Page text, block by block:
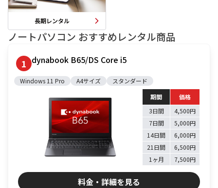
会社概要
かんたん見積もり
050-3135-2199
受付時間 9：00〜17：30（土日祝休）
長期レンタル
ノートパソコン おすすめレンタル商品
1 dynabook B65/DS Core i5
Windows 11 Pro A4サイズ
スタンダード
期間
価格
3日間
4,500円
7日間
5,000円
14日間
6,000円
21日間
6,500円
1ヶ月
7,500円
料金・詳細を見る